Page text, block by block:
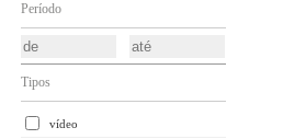
Período
Tipos
vídeo